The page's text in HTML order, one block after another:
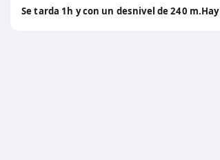
Se tarda 1h y con un desnivel de 240